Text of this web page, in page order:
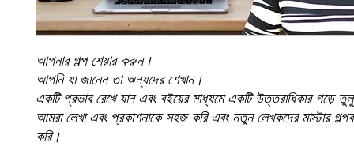
আপনার গল্প শেয়ার করুন।
আপনি যা জানেন তা অন্যদের শেখান।
একটি প্রভাব রেখে যান এবং বইয়ের মাধ্যমে একটি উত্তরাধিকার গড়ে
আমরা লেখা এবং প্রকাশনাকে সহজ করি এবং নতুন লেখকদের মাস্টার
করি।